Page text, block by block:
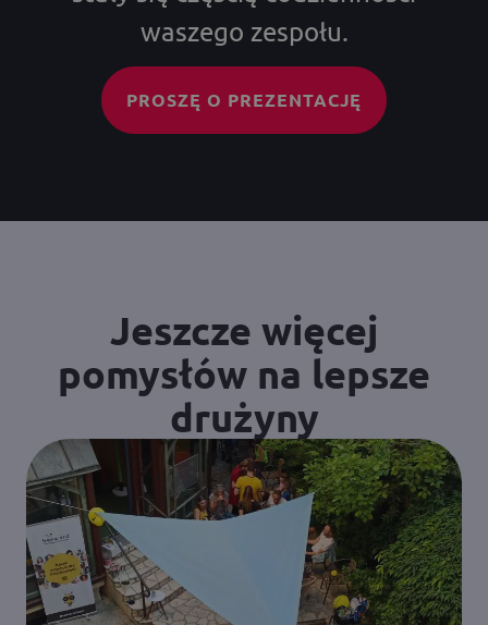
waszego zespołu.
PROSZĘ O PREZENTACJĘ
Jeszcze więcej
pomysłów na lepsze
drużyny